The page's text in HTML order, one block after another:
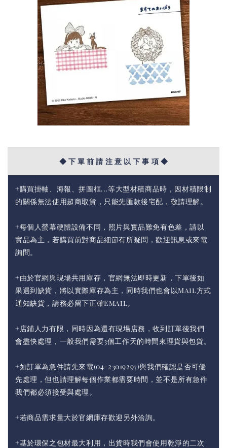
◆ 下 單 前 請 注 意 以 下 事 項 ◆
+購買掛軸、海報、拼圖框...等大型材積商品時，因材積限制
的關係無法使用超商取貨，只能先匯款後宅配，敬請理解。
+每個人螢幕硬體設備不同，照片與實品難免有色差，請以
實品為主，若購買前對商品細節有所疑問，歡迎訊息或來電
詢問。
+由於官網與現場共用庫存，官網無法即時更新，下單後如
果遇到缺貨，將以實際庫存為主，同時我們也會以Mail方式
通知缺貨，請務必留下正確Email。
+店鋪人力有限，同時因為還有現場店務，收到訂單後我們
會盡快處理，一般我們需要3個工作天的時間來理貨與包貨。
+如訂單為急件請先來電(04-23019297)與我們確認是否可優
先處理，但也請理解每個作業都需要時間，並不是所有急件
我們都必須接受與處理。
+若商品需求量大於官網庫存歡迎另外洽詢。
+基於環保之包材最大利用，出貨時我們會使用乾淨的二次